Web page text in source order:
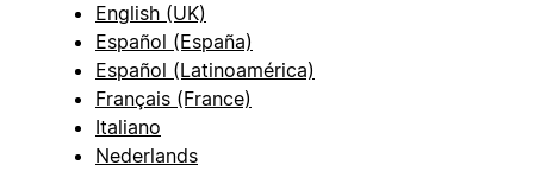
English (UK)
Español (España)
Español (Latinoamérica)
Français (France)
Italiano
Nederlands